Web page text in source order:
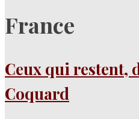
France
Ceux qui restent,
Coquard